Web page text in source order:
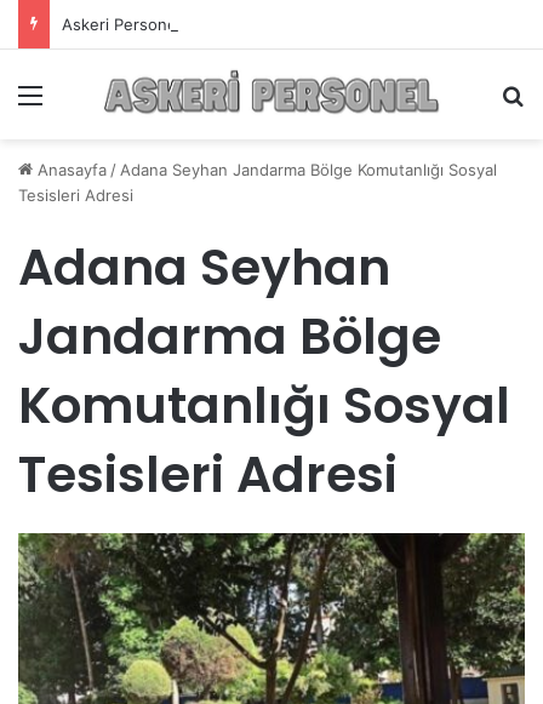
Askeri Personelin Güncel Haber ve Bilgi Sitesi.
Anasayfa / Adana Seyhan Jandarma Bölge Komutanlığı Sosyal
Tesisleri Adresi
Adana Seyhan
Jandarma Bölge
Komutanlığı Sosyal
Tesisleri Adresi